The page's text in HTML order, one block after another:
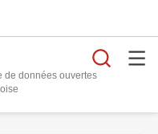
de données ouvertes